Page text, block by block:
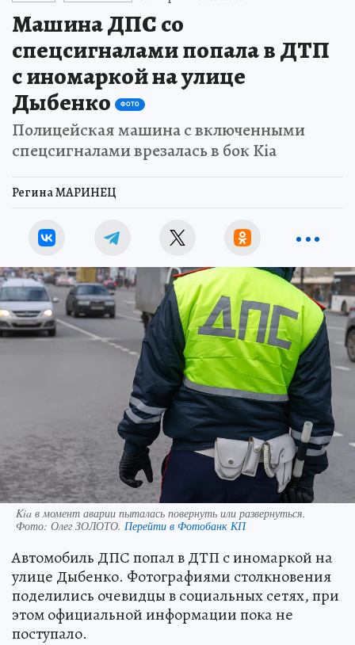
Машина ДПС со
спецсигналами попала в ДТП
с иномаркой на улице
Дыбенко
ФОТО
Полицейская машина с включенными
спецсигналами врезалась в бок Kia
Регина МАРИНЕЦ
Kia в момент аварии пыталась повернуть или развернуться.
Фото: Олег ЗОЛОТО. Перейти в Фотобанк КП
Автомобиль ДПС попал в ДТП с иномаркой на
улице Дыбенко. Фотографиями столкновения
поделились очевидцы в социальных сетях, при
этом официальной информации пока не
поступало.